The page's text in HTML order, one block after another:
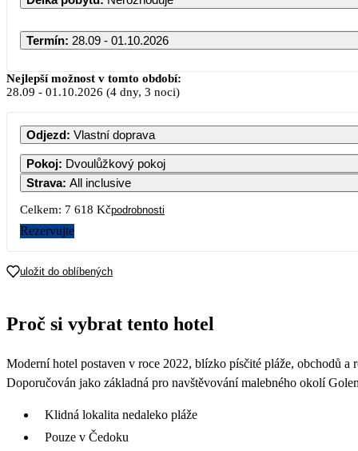
Termín: 28.09 - 01.10.2026
Nejlepší možnost v tomto období:
28.09 - 01.10.2026 (4 dny, 3 noci)
Odjezd: Vlastní doprava
Pokoj: Dvoulůžkový pokoj
Strava: All inclusive
Celkem: 7 618 Kčpodrobnosti
Rezervujte
uložit do oblíbených
Proč si vybrat tento hotel
Moderní hotel postaven v roce 2022, blízko písčité pláže, obchodů
Doporučován jako základná pro navštěvování malebného okolí
Klidná lokalita nedaleko pláže
Pouze v Čedoku